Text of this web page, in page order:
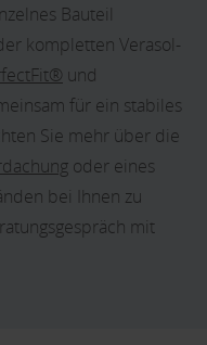
Bauteil
kompletten Verasol-
und
für ein stabiles
Sie mehr über die
oder eines
bei Ihnen zu
mit